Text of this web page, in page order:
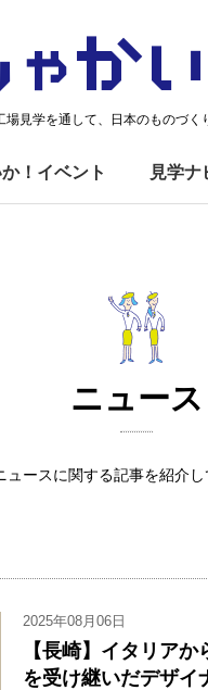
ゃかい
場見学を通して、日本のものづく
！イベント 見学ナ
ニュース
ュースに関する記事を紹介し
2025年08月06日
【長崎】イタリア
を受け継いだデザイ